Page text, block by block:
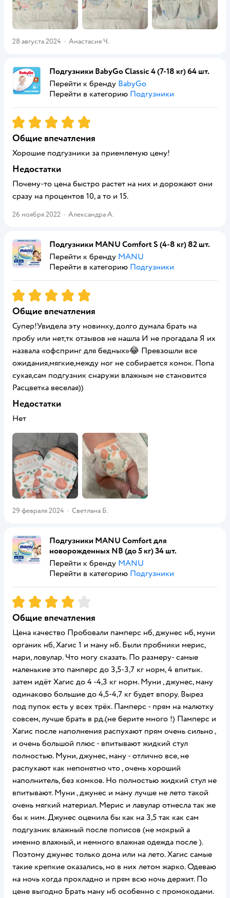
28 августа 2024 · Анастасия Ч.
Подгузники BabyGo Classic 4 (7-18 кг) 64 шт.
Перейти к бренду BabyGo
Перейти в категорию Подгузники
Рейтинг:5
Общие впечатления
Хорошие подгузники за приемлемую цену!
Недостатки
Почему-то цена быстро растет на них и дорожают они
сразу на процентов 10, а то и 15.
26 ноября 2022 · Александра А.
Подгузники MANU Comfort S (4-8 кг) 82 шт.
Перейти к бренду MANU
Перейти в категорию Подгузники
Рейтинг:5
Общие впечатления
Супер!Увидела эту новинку, долго думала брать на
пробу или нет,тк отзывов не нашла И не прогадала Я их
назвала «офспринг для бедных»😂 Превзошли все
ожидания,мягкие,между ног не собирается комок. Попа
сухая,сам подгузник снаружи влажным не становится
Расцветка веселая))
Недостатки
Нет
29 февраля 2024 · Светлана Б.
Подгузники MANU Comfort для
новорожденных NB (до 5 кг) 34 шт.
Перейти к бренду MANU
Перейти в категорию Подгузники
Рейтинг:4
Общие впечатления
Цена качество Пробовали памперс нб, джунес нб, муни
органик нб, Хагис 1 и ману нб. Были пробники мерис,
мари, ловулар. Что могу сказать. По размеру- самые
маленькие это памперс до 3,5-3,7 кг норм, 4 впитык.
затем идёт Хагис до 4 -4,3 кг норм. Муни , джунес, ману
одинаково большие до 4,5-4,7 кг будет впору. Вырез
под пупок есть у всех трёх. Памперс - прям на малютку
совсем, лучше брать в рд.(не берите много !) Памперс и
Хагис после наполнения распухают прям очень сильно ,
и очень большой плюс - впитывают жидкий стул
полностью. Муни, джунес, ману - отлично все, не
распухают как непонятно что , очень хороший
наполнитель, без комков. Но полностью жидкий стул не
впитывают. Муни , джунес и ману лучше не лето такой
очень мягкий материал. Мерис и лавулар отнесла так же
бы к ним. Джунес оценила бы как на 3,5 так как сам
подгузник влажный после пописов (не мокрый а
именно влажный, и немного влажная одежда после ).
Поэтому джунес только дома или на лето. Хагис самые
такие крепкие оказались, но в них летом жарко. Одеваю
на ночь когда прохладно и прям всю ночь держит. По
цене выгодно Брать ману нб особенно с промокодами.